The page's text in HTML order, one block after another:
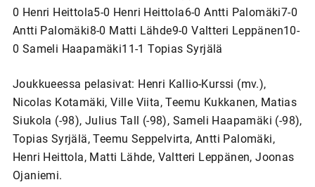
0 Henri Heittola5-0 Henri Heittola6-0 Antti Palomäki7-0
Antti Palomäki8-0 Matti Lähde9-0 Valtteri Leppänen10-
0 Sameli Haapamäki11-1 Topias Syrjälä
Joukkueessa pelasivat: Henri Kallio-Kurssi (mv.),
Nicolas Kotamäki, Ville Viita, Teemu Kukkanen, Matias
Siukola (-98), Julius Tall (-98), Sameli Haapamäki (-98),
Topias Syrjälä, Teemu Seppelvirta, Antti Palomäki,
Henri Heittola, Matti Lähde, Valtteri Leppänen, Joonas
Ojaniemi.